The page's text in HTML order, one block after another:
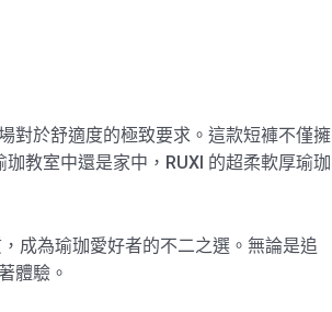
對於舒適度的極致要求。這款短褲不僅擁
教室中還是家中，RUXI 的超柔軟厚瑜珈
成為瑜珈愛好者的不二之選。無論是追
體驗。